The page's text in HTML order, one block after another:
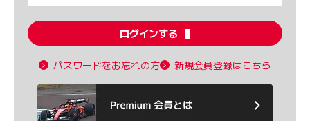
ログインする
パスワードをお忘れの方 新規会員登録はこちら